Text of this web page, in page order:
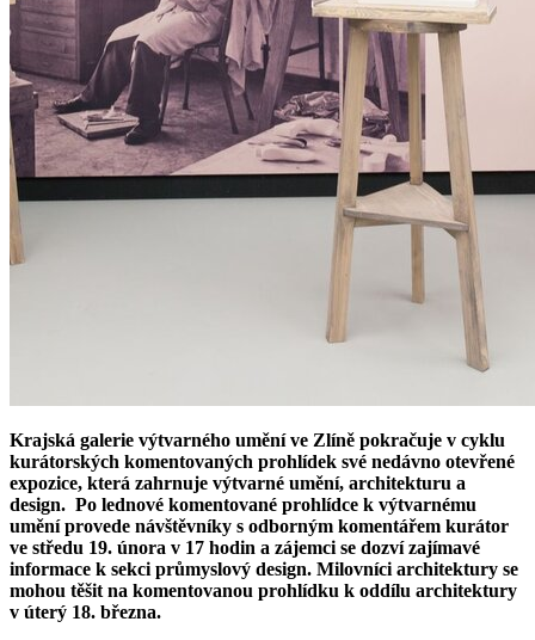
Krajská galerie výtvarného umění ve Zlíně pokračuje v cyklu
kurátorských komentovaných prohlídek své nedávno otevřené
expozice, která zahrnuje výtvarné umění, architekturu a
design. Po lednové komentované prohlídce k výtvarnému
umění provede návštěvníky s odborným komentářem kurátor
ve středu 19. února v 17 hodin a zájemci se dozví zajímavé
informace k sekci průmyslový design. Milovníci architektury se
mohou těšit na komentovanou prohlídku k oddílu architektury
v úterý 18. března.